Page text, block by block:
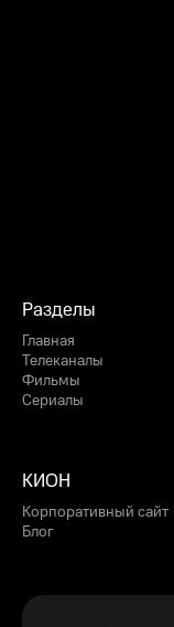
Разделы
Главная
Телеканалы
Фильмы
Сериалы
КИОН
Корпоративный сайт
Блог